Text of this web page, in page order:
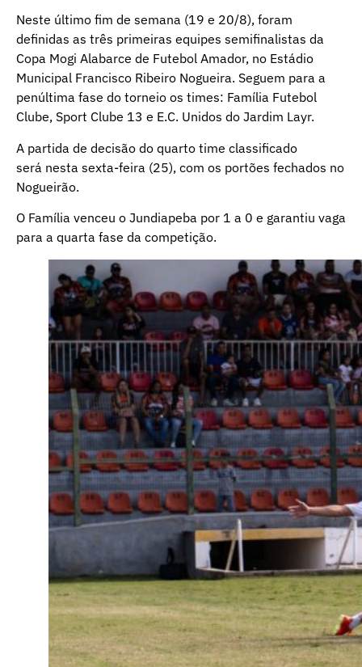
Neste último fim de semana (19 e 20/8), foram
definidas as três primeiras equipes semifinalistas da
Copa Mogi Alabarce de Futebol Amador, no Estádio
Municipal Francisco Ribeiro Nogueira. Seguem para a
penúltima fase do torneio os times: Família Futebol
Clube, Sport Clube 13 e E.C. Unidos do Jardim Layr.
A partida de decisão do quarto time classificado
será nesta sexta-feira (25), com os portões fechados no
Nogueirão.
O Família venceu o Jundiapeba por 1 a 0 e garantiu vaga
para a quarta fase da competição.